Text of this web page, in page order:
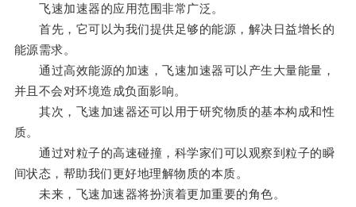
飞速加速器的应用范围非常广泛。
首先，它可以为我们提供足够的能源，解决日益增长的
能源需求。
通过高效能源的加速，飞速加速器可以产生大量能量，
并且不会对环境造成负面影响。
其次，飞速加速器还可以用于研究物质的基本构成和性
质。
通过对粒子的高速碰撞，科学家们可以观察到粒子的瞬
间状态，帮助我们更好地理解物质的本质。
未来，飞速加速器将扮演着更加重要的角色。